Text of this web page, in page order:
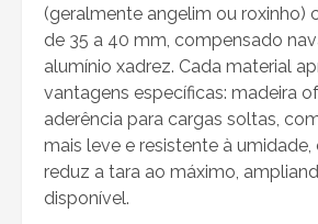
(geralmente angelim ou roxinho)
de 35 a 40 mm, compensado
alumínio xadrez. Cada material
vantagens específicas: madeira
aderência para cargas soltas,
mais leve e resistente à umidade,
reduz a tara ao máximo,
disponível.